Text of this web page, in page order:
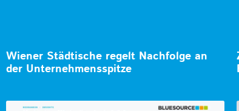
Wiener Städtische regelt Nachfolge an
der Unternehmensspitze